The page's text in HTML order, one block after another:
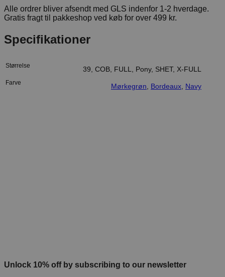
Alle ordrer bliver afsendt med GLS indenfor 1-2 hverdage.
Gratis fragt til pakkeshop ved køb for over 499 kr.
Specifikationer
Størrelse 39, COB, FULL, Pony, SHET, X-FULL
Farve Mørkegrøn Bordeaux Navy
Unlock 10% off by subscribing to our newsletter